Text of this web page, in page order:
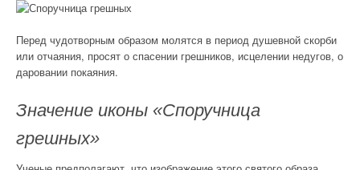
Перед чудотворным образом молятся в период душевной скорби
или отчаяния, просят о спасении грешников, исцелении недугов, о
даровании покаяния.
Значение иконы «Споручница
грешных»